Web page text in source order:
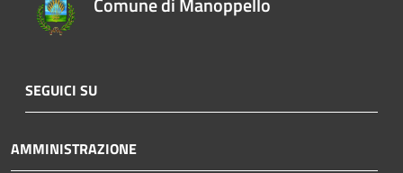
SEGUICI SU
AMMINISTRAZIONE